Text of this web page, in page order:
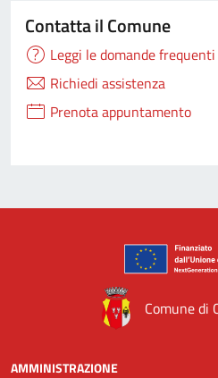
Contatta il Comune
Leggi le domande frequenti
Richiedi assistenza
Prenota appuntamento
Comune di
AMMINISTRAZIONE